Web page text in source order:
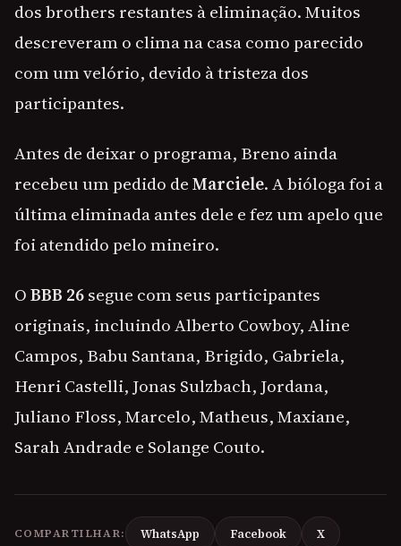
dos brothers restantes à eliminação. Muitos
descreveram o clima na casa como parecido
com um velório, devido à tristeza dos
participantes.
Antes de deixar o programa, Breno ainda
recebeu um pedido deMarciele. A bióloga foi a
última eliminada antes dele e fez um apelo que
foi atendido pelo mineiro.
OBBB 26segue com seus participantes
originais, incluindo Alberto Cowboy, Aline
Campos, Babu Santana, Brigido, Gabriela,
Henri Castelli, Jonas Sulzbach, Jordana,
Juliano Floss, Marcelo, Matheus, Maxiane,
Sarah Andrade e Solange Couto.
COMPARTILHAR: WhatsApp Facebook X